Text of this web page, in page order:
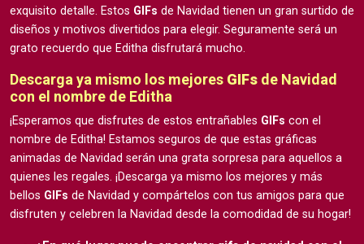
exquisito detalle. Estos GIFs de Navidad tienen un gran surtido de
diseños y motivos divertidos para elegir. Seguramente será un
grato recuerdo que Editha disfrutará mucho.
Descarga ya mismo los mejores GIFs de Navidad
con el nombre de Editha
¡Esperamos que disfrutes de estos entrañables GIFs con el
nombre de Editha! Estamos seguros de que estas gráficas
animadas de Navidad serán una grata sorpresa para aquellos a
quienes les regales. ¡Descarga ya mismo los mejores y más
bellos GIFs de Navidad y compártelos con tus amigos para que
disfruten y celebren la Navidad desde la comodidad de su hogar!